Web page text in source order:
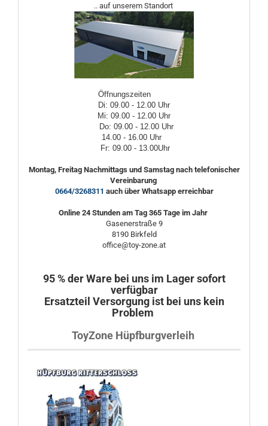
.. auf unserem Standort
Öffnungszeiten
Di: 09.00 - 12.00 Uhr
Mi: 09.00 - 12.00 Uhr
Do: 09.00 - 12.00 Uhr
14.00 - 16.00 Uhr
Fr: 09.00 - 13.00Uhr
Montag, Freitag Nachmittags und Samstag nach telefonischer
Vereinbarung
0664/3268311 auch über Whatsapp erreichbar
Online 24 Stunden am Tag 365 Tage im Jahr
Gasenerstraße 9
8190 Birkfeld
office@toy-zone.at
95 % der Ware bei uns im Lager sofort
verfügbar
Ersatzteil Versorgung ist bei uns kein
Problem
ToyZone Hüpfburgverleih